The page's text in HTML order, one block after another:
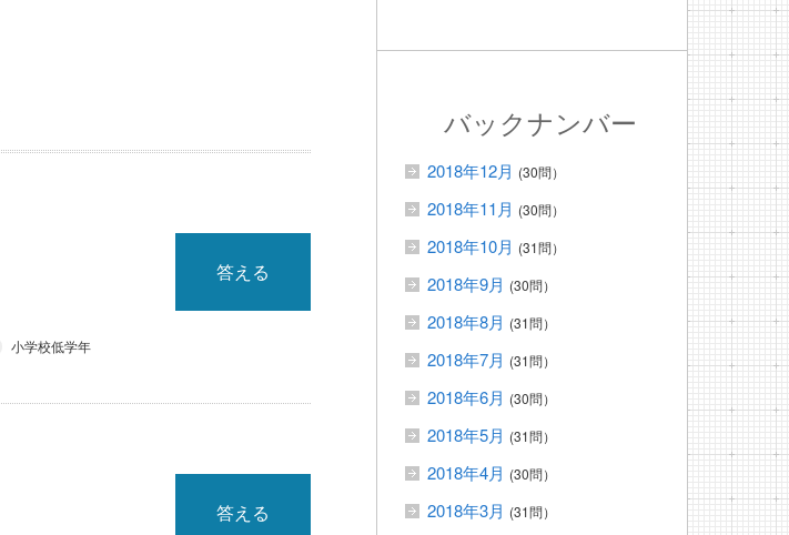
答える
小学校低学年
答える
バックナンバー
2018年12月 (30問）
2018年11月 (30問）
2018年10月 (31問）
2018年9月 (30問）
2018年8月 (31問）
2018年7月 (31問）
2018年6月 (30問）
2018年5月 (31問）
2018年4月 (30問）
2018年3月 (31問）